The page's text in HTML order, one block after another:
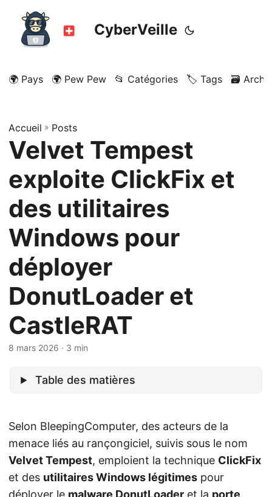
CyberVeille
🌍 Pays 🌍 Pew Pew 📂 Catégories 🏷️ Tags 🗃️
Accueil » Posts
Velvet Tempest
exploite ClickFix et
des utilitaires
Windows pour
déployer
DonutLoader et
CastleRAT
8 mars 2026 · 3 min
Table des matières
Selon BleepingComputer, des acteurs de la
menace liés au rançongiciel, suivis sous le nom
Velvet Tempest, emploient la technique ClickFix
et des utilitaires Windows légitimes pour